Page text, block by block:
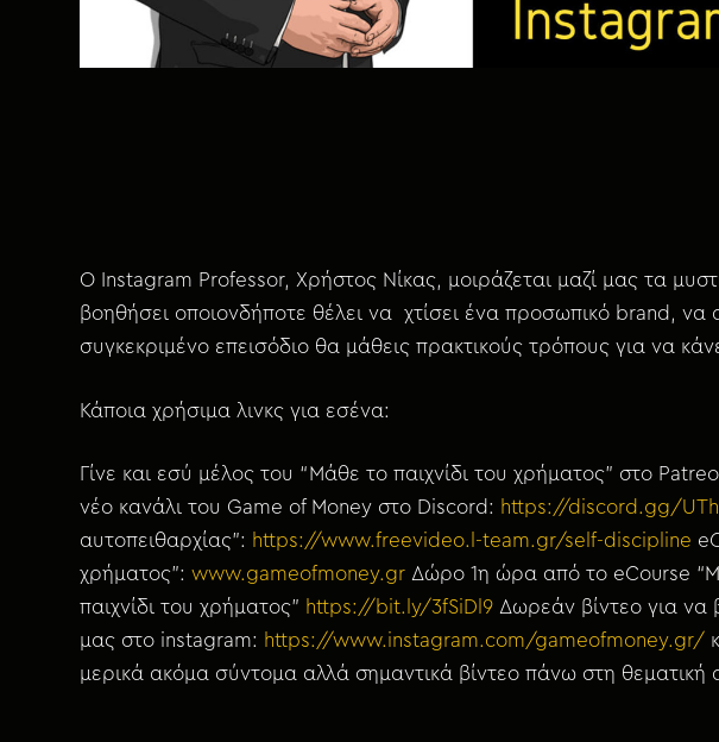
O Instagram Professor, Χρήστος Νίκας, μοιράζεται μαζί μας τα
βοηθήσει οποιονδήποτε θέλει να χτίσει ένα προσωπικό brand, να
συγκεκριμένο επεισόδιο θα μάθεις πρακτικούς τρόπους για να
Κάποια χρήσιμα λινκς για εσένα:
Γίνε και εσύ μέλος του “Μάθε το παιχνίδι του χρήματος” στο
νέο κανάλι του Game of Money στο Discord: https://discord.gg/
αυτοπειθαρχίας”: https://www.freevideo.l-team.gr/self-discipline
χρήματος”:www.gameofmoney.gr Δώρο 1η ώρα από το eCourse
παιχνίδι του χρήματος” https://bit.ly/3fSiDl9 Δωρεάν βίντεο για να
μας στο instagram: https://www.instagram.com/gameofmoney.gr/
μερικά ακόμα σύντομα αλλά σημαντικά βίντεο πάνω στη